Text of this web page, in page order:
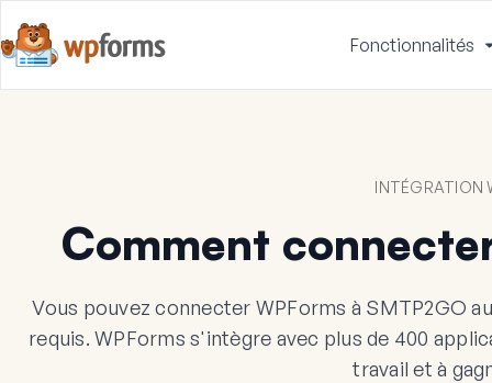
Fonctionnalités
INTÉGRATION
Comment
Vous pouvez connecter WPForms à SMTP2GO
requis. WPForms s'intègre avec plus de 400
travail et à